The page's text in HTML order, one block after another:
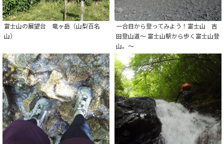
富士山の展望台 竜ヶ岳（山梨百名
山）
一合目から登ってみよう！富士山 吉
田登山道～ 富士山駅から歩く富士山登
山。～